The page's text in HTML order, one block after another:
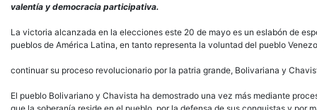
valentía y democracia participativa.
La victoria alcanzada en la elecciones este 20 de mayo es un eslabón de
pueblos de América Latina, en tanto representa la voluntad del pueblo
continuar su proceso revolucionario por la patria grande, Bolivariana y
El pueblo Bolivariano y Chavista ha demostrado una vez más mediante